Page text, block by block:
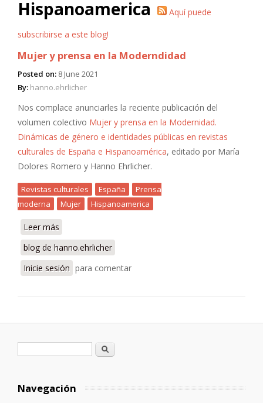
Hispanoamerica
Aquí puede
subscribirse a este blog!
Mujer y prensa en la Moderndidad
Posted on: 8 June 2021
By: hanno.ehrlicher
Nos complace anunciarles la reciente publicación del
volumen colectivo Mujer y prensa en la Modernidad.
Dinámicas de género e identidades públicas en revistas
culturales de España e Hispanoamérica, editado por María
Dolores Romero y Hanno Ehrlicher.
Revistas culturales España
Prensa
moderna
Mujer Hispanoamerica
Leer más
blog de hanno.ehrlicher
Inicie sesión para comentar
Formulario de búsqueda
Buscar
Navegación